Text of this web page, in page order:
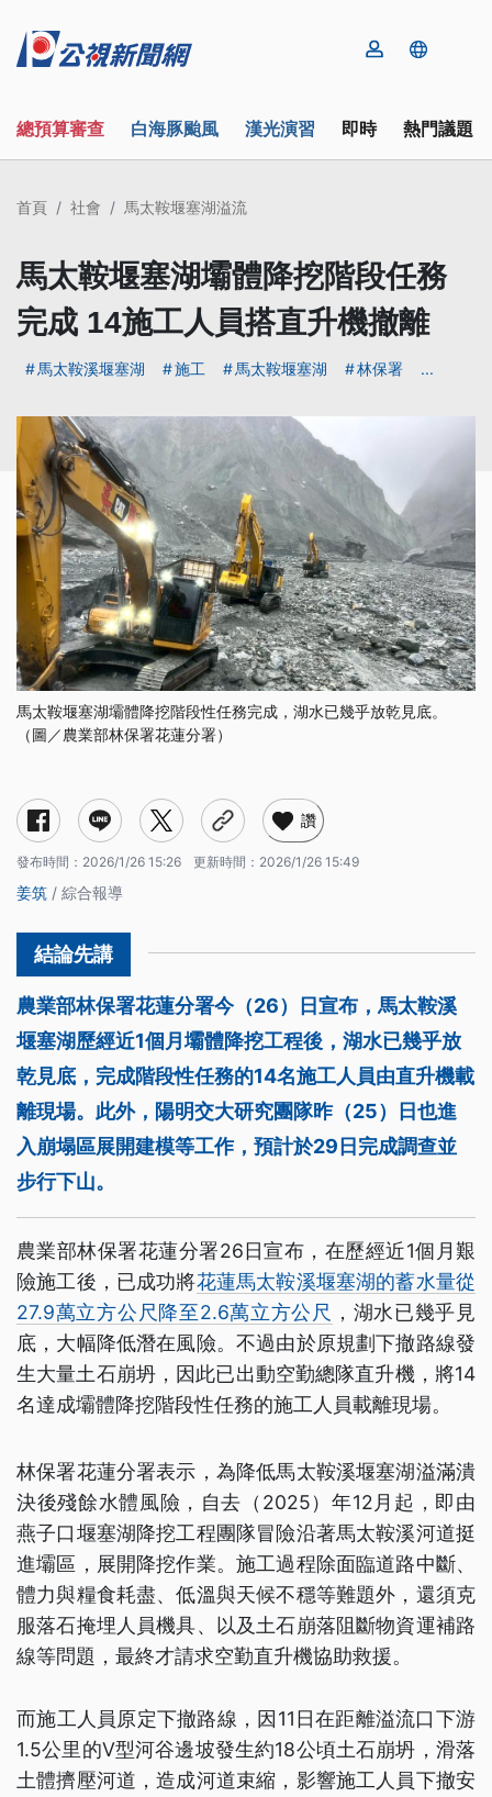
總預算審查 白海豚颱風 漢光演習 即時 熱門議題
首頁 社會 馬太鞍堰塞湖溢流
馬太鞍堰塞湖壩體降挖階段任務
完成 14施工人員搭直升機撤離
馬太鞍溪堰塞湖 施工 馬太鞍堰塞湖 林保署 ...
馬太鞍堰塞湖壩體降挖階段性任務完成，湖水已幾乎放乾見底。
（圖／農業部林保署花蓮分署）
讚
發布時間： 2026/1/26 15:26 更新時間： 2026/1/26 15:49
姜筑 / 綜合報導
農業部林保署花蓮分署今（26）日宣布，馬太鞍溪
堰塞湖歷經近1個月壩體降挖工程後，湖水已幾乎放
乾見底，完成階段性任務的14名施工人員由直升機載
離現場。此外，陽明交大研究團隊昨（25）日也進
入崩塌區展開建模等工作，預計於29日完成調查並
步行下山。
農業部林保署花蓮分署26日宣布，在歷經近1個月艱
險施工後，已成功將花蓮馬太鞍溪堰塞湖的蓄水量從
27.9萬立方公尺降至2.6萬立方公尺 ，湖水已幾乎見
底，大幅降低潛在風險。不過由於原規劃下撤路線發
生大量土石崩坍，因此已出動空勤總隊直升機，將14
名達成壩體降挖階段性任務的施工人員載離現場。
林保署花蓮分署表示，為降低馬太鞍溪堰塞湖溢滿潰
決後殘餘水體風險，自去（2025）年12月起，即由
燕子口堰塞湖降挖工程團隊冒險沿著馬太鞍溪河道挺
進壩區，展開降挖作業。施工過程除面臨道路中斷、
體力與糧食耗盡、低溫與天候不穩等難題外，還須克
服落石掩埋人員機具、以及土石崩落阻斷物資運補路
線等問題，最終才請求空勤直升機協助救援。
而施工人員原定下撤路線，因11日在距離溢流口下游
1.5公里的V型河谷邊坡發生約18公頃土石崩坍，滑落
土體擠壓河道，造成河道束縮，影響施工人員下撤安